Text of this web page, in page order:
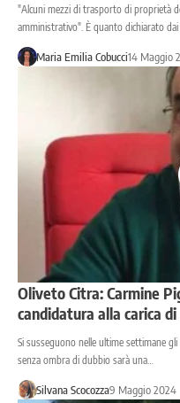
"Alcuni mezzi di trasporto di proprietà
amministrativo". È quanto dichiarato dai
Maria Emilia Cobucci14 Maggio
Oliveto Citra: Carmine
candidatura alla carica di
Si susseguono nelle ultime settimane
senza ombra di dubbio sarà una…
Silvana Scocozza9 Maggio 2024